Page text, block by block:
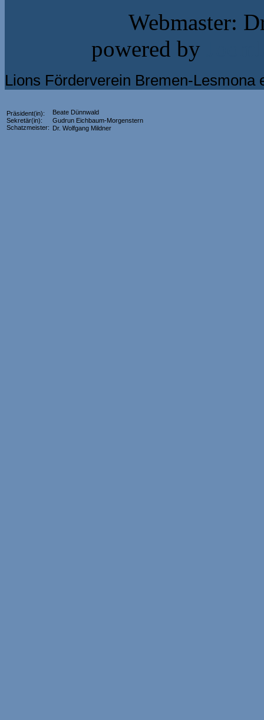
Webmaster:
powered by
Lions Förderverein Bremen-Lesmona
Präsident(in):
Sekretär(in):
Schatzmeister:
Beate Dünnwald
Gudrun Eichbaum-Morgenstern
Dr. Wolfgang Mildner